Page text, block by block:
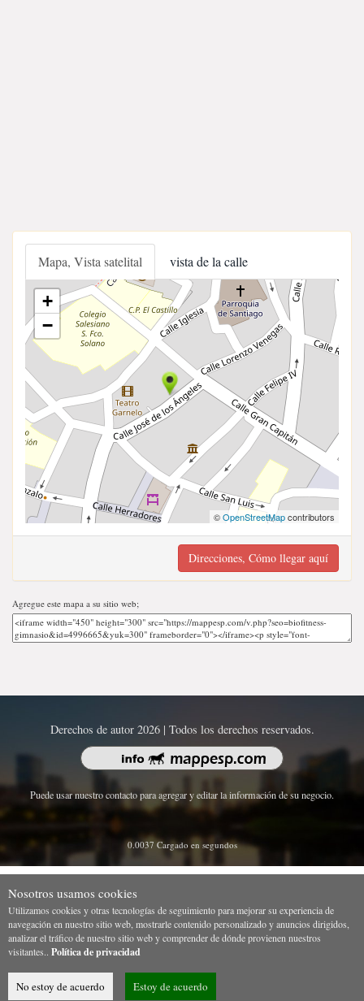
Mapa, Vista satelital vista de la calle
+
−
©OpenStreetMapcontributors
Direcciones, Cómo llegar aquí
Agregue este mapa a su sitio web;
Derechos de autor 2026 | Todos los derechos reservados.
Puede usar nuestro contacto para agregar y editar la información de su negocio.
0.0037 Cargado en segundos
Nosotros usamos cookies
Utilizamos cookies y otras tecnologías de seguimiento para mejorar su experiencia de
navegación en nuestro sitio web, mostrarle contenido personalizado y anuncios dirigidos,
analizar el tráfico de nuestro sitio web y comprender de dónde provienen nuestros
visitantes.. Política de privacidad
No estoy de acuerdo Estoy de acuerdo